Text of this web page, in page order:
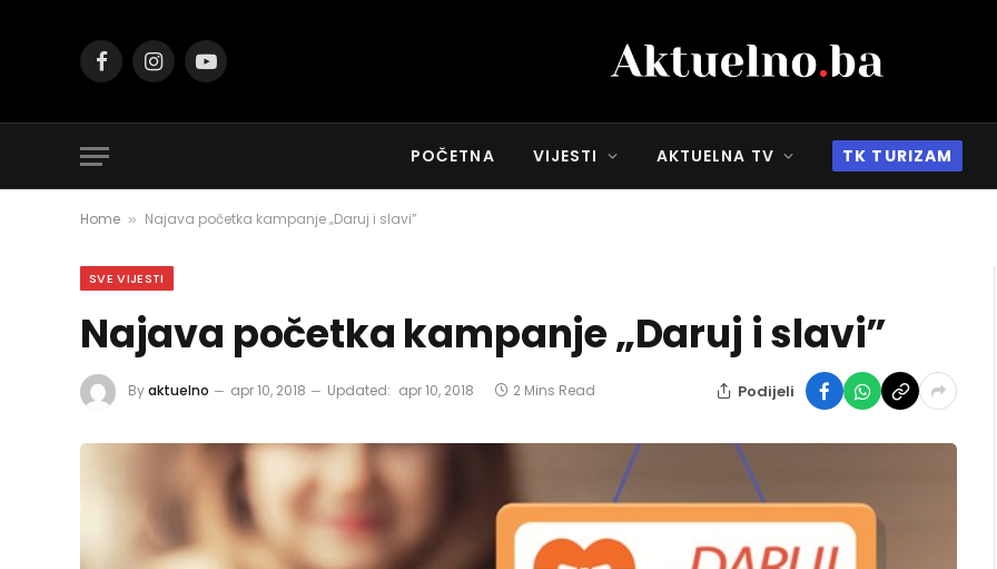
FacebookInstagramYouTube
POČETNA VIJESTI AKTUELNA TV TK TURIZAM
Home » Najava početka kampanje „Daruj i slavi”
SVE VIJESTI
Najava početka kampanje „Daruj i slavi”
Byaktuelno apr 10, 2018 Updated: apr 10, 2018 2 Mins Read Podijeli